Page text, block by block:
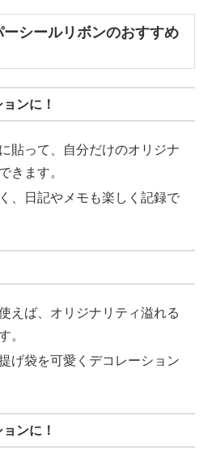
シールリボンのおすすめ
ンに！
貼って、自分だけのオリジナ
きます。
、日記やメモも楽しく記録で
えば、オリジナリティ溢れる
。
げ袋を可愛くデコレーション
ンに！